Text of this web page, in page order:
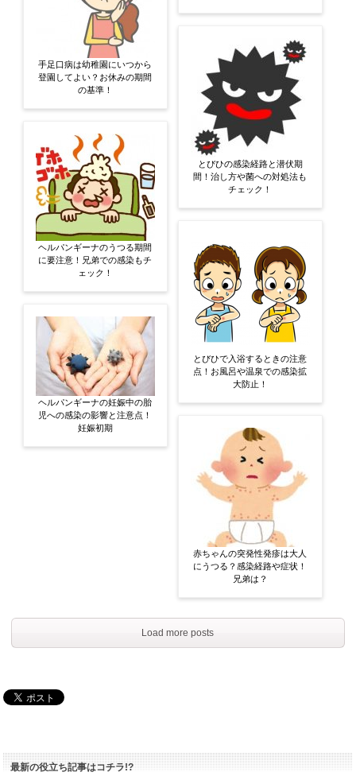
手足口病は幼稚園にいつから
登園してよい？お休みの期間
の基準！
ヘルパンギーナのうつる期間
に要注意！兄弟での感染もチ
ェック！
ヘルパンギーナの妊娠中の胎
児への感染の影響と注意点！
妊娠初期
とびひの感染経路と潜伏期
間！治し方や菌への対処法も
チェック！
とびひで入浴するときの注意
点！お風呂や温泉での感染拡
大防止！
赤ちゃんの突発性発疹は大人
にうつる？感染経路や症状！
兄弟は？
Load more posts
最新の役立ち記事はコチラ!?